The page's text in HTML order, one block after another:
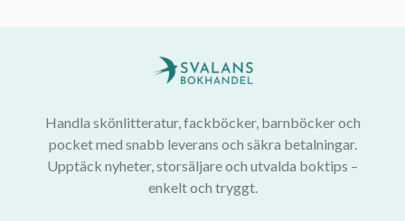
Handla skönlitteratur, fackböcker, barnböcker och
pocket med snabb leverans och säkra betalningar.
Upptäck nyheter, storsäljare och utvalda boktips –
enkelt och tryggt.